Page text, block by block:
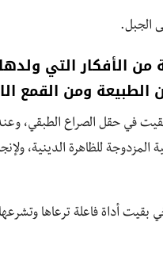
الجبل.
من الأفكار التي
ومن القمع
في حقل الصراع الطبقي،
المزدوجة للظاهرة الدينية،
بقيت أداة فاعلة ترعاها